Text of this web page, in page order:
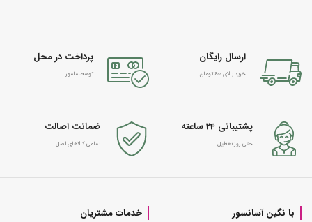
ارسال رایگان
خرید بالای 600 تومان
پرداخت در محل
توسط مامور
پشتیبانی 24 ساعته
حتی روز تعطیل
ضمانت اصالت
تمامی کالاهای اصل
با نگین آسانسور
خدمات مشتریان